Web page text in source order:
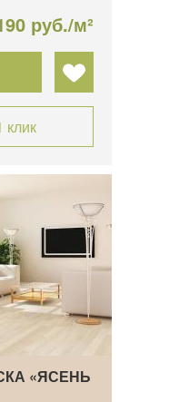
руб./м²
клик
«ЯСЕНЬ